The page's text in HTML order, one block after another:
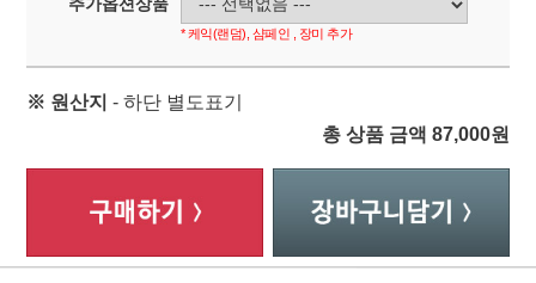
추가옵션상품
* 케익(랜덤), 샴페인 , 장미 추가
※ 원산지 - 하단 별도표기
총 상품 금액 87,000원